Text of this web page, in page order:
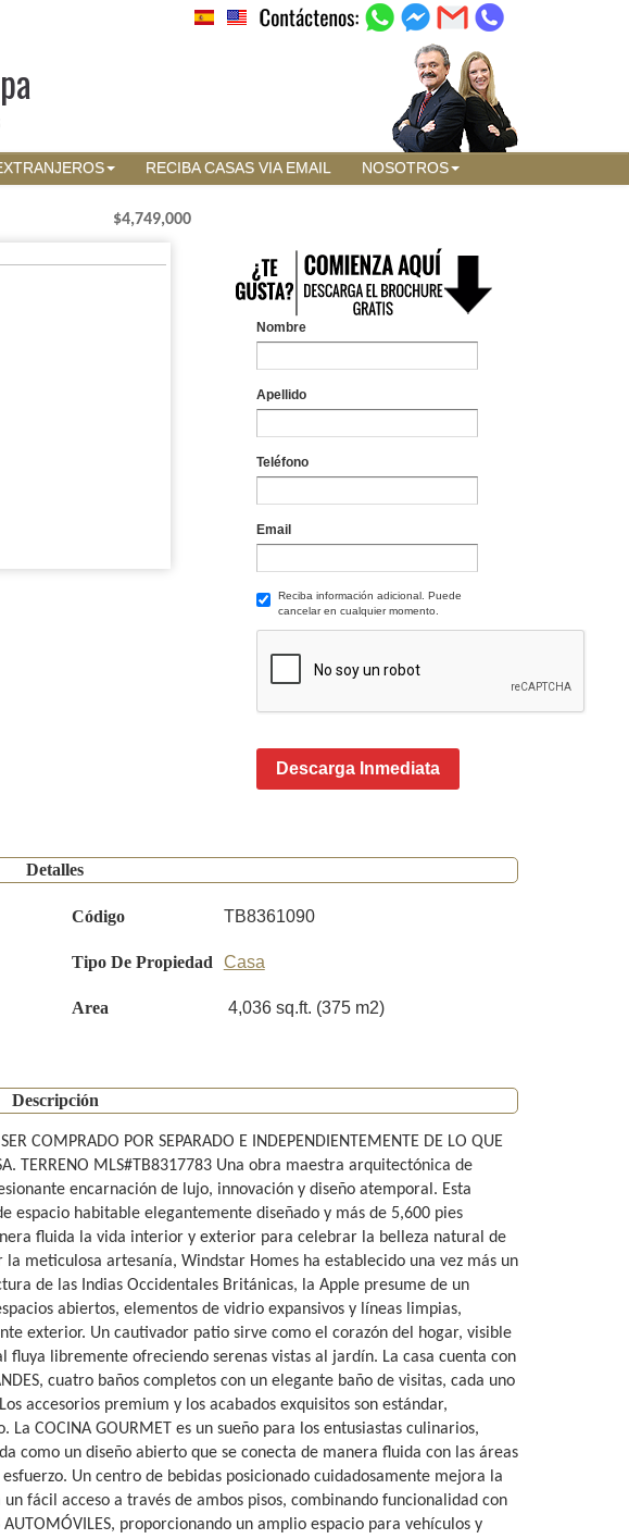
RECIBA CASAS VIA EMAIL NOSOTROS
$4,749,000
Nombre
Apellido
Teléfono
Email
Reciba información adicional. Puede
cancelar en cualquier momento.
Descarga Inmediata
Detalles
Código TB8361090
Tipo De Propiedad Casa
Area 4,036 sq.ft. (375 m2)
Descripción
COMPRADO POR SEPARADO E INDEPENDIENTEMENTE DE LO QUE
TERRENO MLS#TB8317783 Una obra maestra arquitectónica de
encarnación de lujo, innovación y diseño atemporal. Esta
espacio habitable elegantemente diseñado y más de 5,600 pies
fluida la vida interior y exterior para celebrar la belleza natural de
meticulosa artesanía, Windstar Homes ha establecido una vez más un
de las Indias Occidentales Británicas, la Apple presume de un
abiertos, elementos de vidrio expansivos y líneas limpias,
exterior. Un cautivador patio sirve como el corazón del hogar, visible
libremente ofreciendo serenas vistas al jardín. La casa cuenta con
cuatro baños completos con un elegante baño de visitas, cada uno
accesorios premium y los acabados exquisitos son estándar,
COCINA GOURMET es un sueño para los entusiastas culinarios,
como un diseño abierto que se conecta de manera fluida con las áreas
Un centro de bebidas posicionado cuidadosamente mejora la
fácil acceso a través de ambos pisos, combinando funcionalidad con
AUTOMÓVILES, proporcionando un amplio espacio para vehículos y